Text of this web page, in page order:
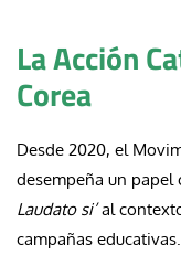
La Acción
Corea
Desde 2020, el
desempeña un papel
Laudato si’al
campañas